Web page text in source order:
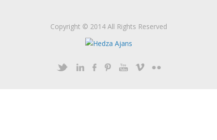
Copyright © 2014 All Rights Reserved